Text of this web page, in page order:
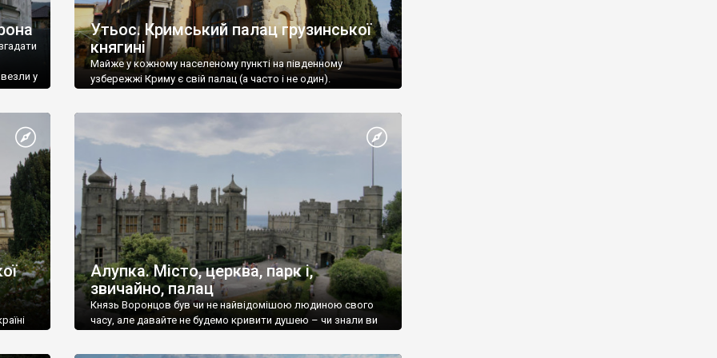
у
Утьос. Кримський палац грузинської
княгині
Майже у кожному населеному пункті на південному
узбережжі Криму є свій палац (а часто і не один).
Алупка. Місто, церква, парк і,
звичайно, палац
Князь Воронцов був чи не найвідомішою людиною свого
часу, але давайте не будемо кривити душею – чи знали ви